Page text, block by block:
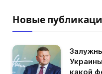
Новые
какой